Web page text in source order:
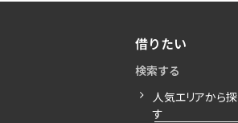
借りたい
検索する
人気エリアから探
す